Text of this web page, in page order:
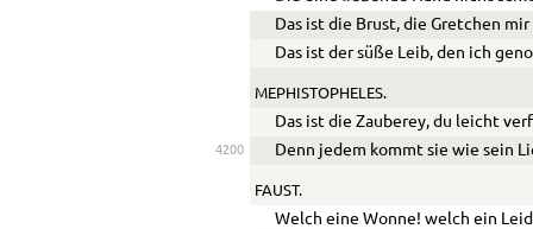
Das ist die Brust, die Gretchen
Das ist der süße Leib, den ich
MEPHISTOPHELES.
Das ist die Zauberey, du leicht
4200 Denn jedem kommt sie wie sein
FAUST.
Welch eine Wonne! welch ein